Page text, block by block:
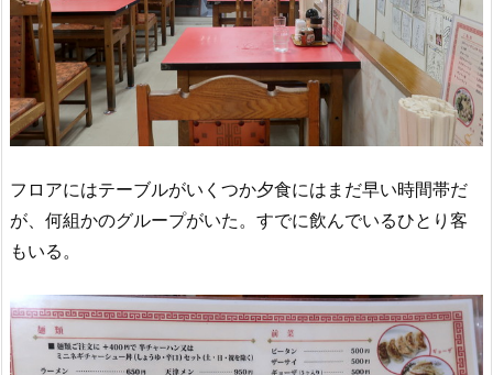
フロアにはテーブルがいくつか夕食にはまだ早い時間帯だ
が、何組かのグループがいた。すでに飲んでいるひとり客
もいる。